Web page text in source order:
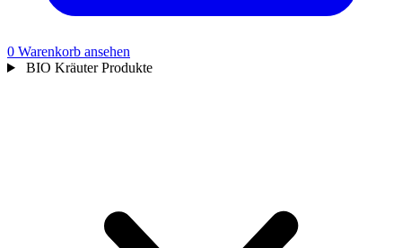
0 Warenkorb ansehen
BIO Kräuter Produkte